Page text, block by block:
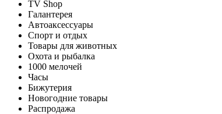
TV Shop
Галантерея
Автоаксессуары
Спорт и отдых
Товары для животных
Охота и рыбалка
1000 мелочей
Часы
Бижутерия
Новогодние товары
Распродажа